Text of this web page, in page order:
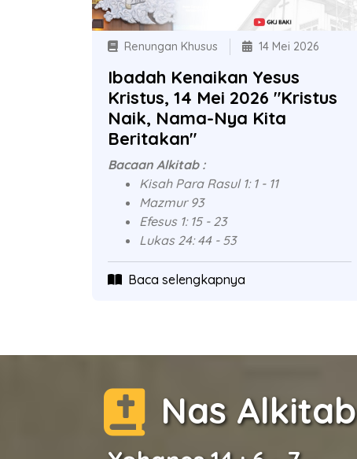
Renungan Khusus 14 Mei 2026
Ibadah Kenaikan Yesus
Kristus, 14 Mei 2026 "Kristus
Naik, Nama-Nya Kita
Beritakan"
Bacaan Alkitab :
Kisah Para Rasul 1: 1 - 11
Mazmur 93
Efesus 1: 15 - 23
Lukas 24: 44 - 53
Baca selengkapnya
Nas Alkitab